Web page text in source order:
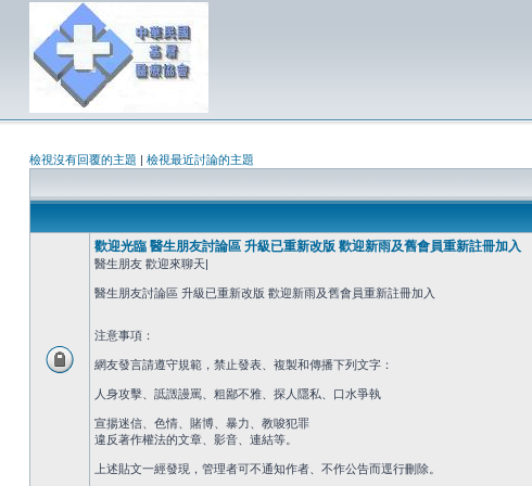
檢視沒有回覆的主題 | 檢視最近討論的主題
歡迎光臨 醫生朋友討論區 升級已重新改版 歡迎新雨及舊會員重新註冊加入
醫生朋友 歡迎來聊天|
醫生朋友討論區 升級已重新改版 歡迎新雨及舊會員重新註冊加入
注意事項：
網友發言請遵守規範，禁止發表、複製和傳播下列文字：
人身攻擊、詆譭謾罵、粗鄙不雅、探人隱私、口水爭執
宣揚迷信、色情、賭博、暴力、教唆犯罪
違反著作權法的文章、影音、連結等。
上述貼文一經發現，管理者可不通知作者、不作公告而逕行刪除。